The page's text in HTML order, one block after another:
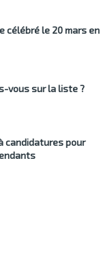
célébré le 20 mars en
vous sur la liste ?
candidatures pour